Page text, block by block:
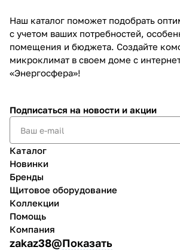
Наш каталог поможет подобрать
с учетом ваших потребностей,
помещения и бюджета. Создайте
микроклимат в своем доме с
«Энергосфера»!
Подписаться на новости и акции
Каталог
Новинки
Бренды
Щитовое оборудование
Коллекции
Помощь
Компания
zakaz38@Показать